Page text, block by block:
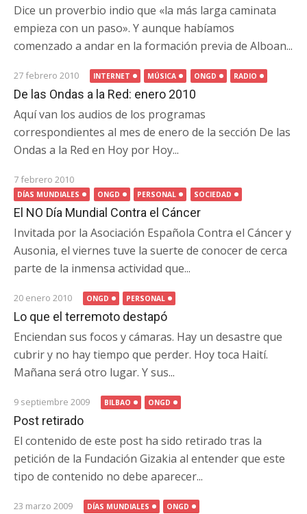
Dice un proverbio indio que «la más larga caminata
empieza con un paso». Y aunque habíamos
comenzado a andar en la formación previa de Alboan...
27 febrero 2010 INTERNET MÚSICA ONGD RADIO
De las Ondas a la Red: enero 2010
Aquí van los audios de los programas
correspondientes al mes de enero de la sección De las
Ondas a la Red en Hoy por Hoy...
7 febrero 2010
DÍAS MUNDIALES ONGD PERSONAL SOCIEDAD
El NO Día Mundial Contra el Cáncer
Invitada por la Asociación Española Contra el Cáncer y
Ausonia, el viernes tuve la suerte de conocer de cerca
parte de la inmensa actividad que...
20 enero 2010 ONGD PERSONAL
Lo que el terremoto destapó
Enciendan sus focos y cámaras. Hay un desastre que
cubrir y no hay tiempo que perder. Hoy toca Haití.
Mañana será otro lugar. Y sus...
9 septiembre 2009 BILBAO ONGD
Post retirado
El contenido de este post ha sido retirado tras la
petición de la Fundación Gizakia al entender que este
tipo de contenido no debe aparecer...
23 marzo 2009 DÍAS MUNDIALES ONGD